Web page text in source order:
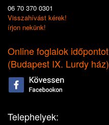
06 70 370 0301
Visszahívást kérek!
írjon nekünk!
Online foglalok időpontot
(Budapest IX. Lurdy ház)
Telephelyek: